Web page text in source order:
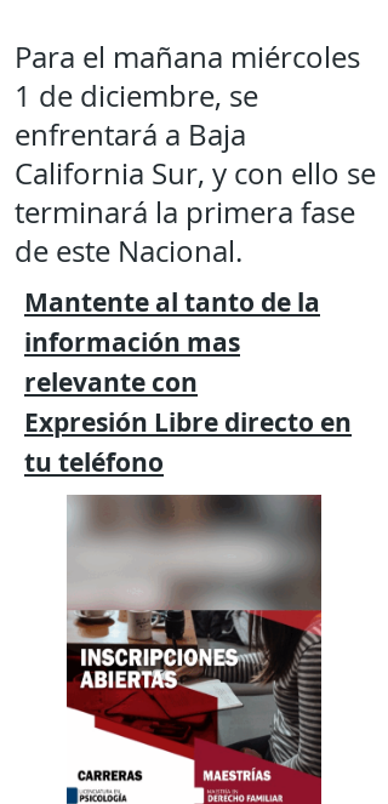
Para el mañana miércoles
1 de diciembre, se
enfrentará a Baja
California Sur, y con ello se
terminará la primera fase
de este Nacional.
Mantente al tanto de la
información mas
relevante con
Expresión Libre directo en
tu teléfono